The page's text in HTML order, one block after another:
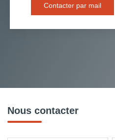
Contacter par mail
Nous contacter